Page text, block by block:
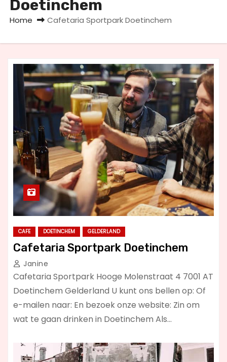
Doetinchem
Home Cafetaria Sportpark Doetinchem
CAFE DOETINCHEM GELDERLAND
Cafetaria Sportpark Doetinchem
Janine
Cafetaria Sportpark Hooge Molenstraat 4 7001 AT
Doetinchem Gelderland U kunt ons bellen op: Of
e-mailen naar: En bezoek onze website: Zin om
wat te gaan drinken in Doetinchem Als…